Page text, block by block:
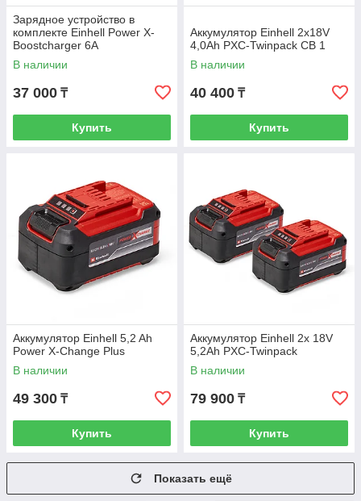
Зарядное устройство в
комплекте Einhell Power X-
Boostcharger 6A
В наличии
37 000 ₸
Купить
Аккумулятор Einhell 2x18V
4,0Ah PXC-Twinpack CB 1
В наличии
40 400 ₸
Купить
Аккумулятор Einhell 5,2 Ah
Power X-Change Plus
В наличии
49 300 ₸
Купить
Аккумулятор Einhell 2x 18V
5,2Ah PXC-Twinpack
В наличии
79 900 ₸
Купить
Показать ещё